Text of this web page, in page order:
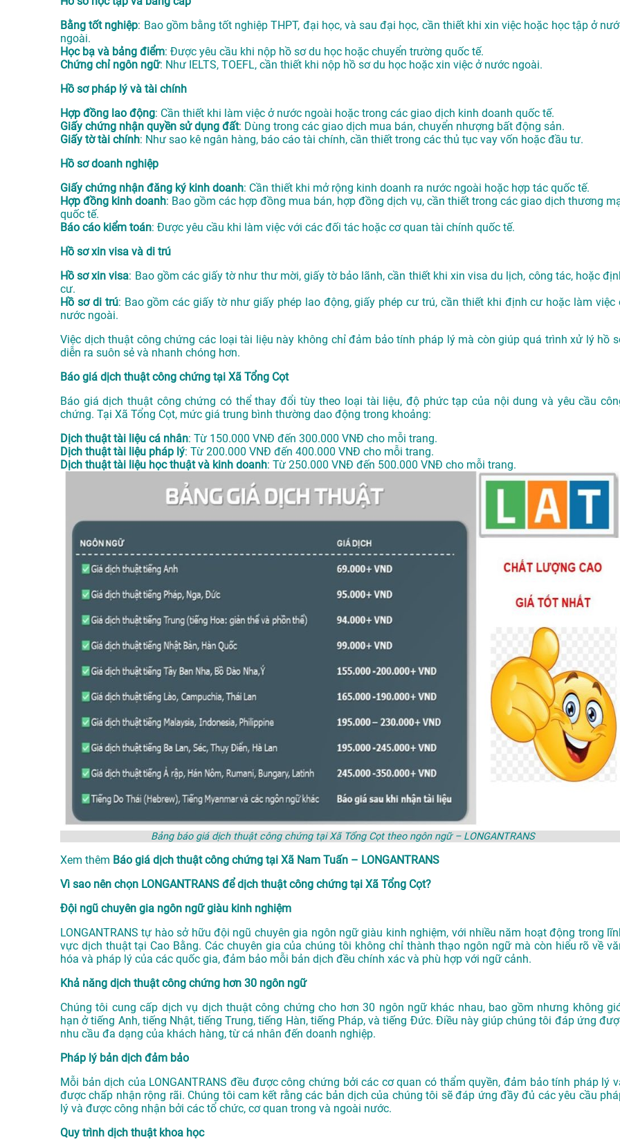
Bằng tốt nghiệp: Bao gồm bằng tốt nghiệp THPT, đại học, và sau đại học, cần thiết khi xin việc hoặc học tập ở
ngoài.
Học bạ và bảng điểm: Được yêu cầu khi nộp hồ sơ du học hoặc chuyển trường quốc tế.
Chứng chỉ ngôn ngữ: Như IELTS, TOEFL, cần thiết khi nộp hồ sơ du học hoặc xin việc ở nước ngoài.
Hồ sơ pháp lý và tài chính
Hợp đồng lao động: Cần thiết khi làm việc ở nước ngoài hoặc trong các giao dịch kinh doanh quốc tế.
Giấy chứng nhận quyền sử dụng đất: Dùng trong các giao dịch mua bán, chuyển nhượng bất động sản.
Giấy tờ tài chính: Như sao kê ngân hàng, báo cáo tài chính, cần thiết trong các thủ tục vay vốn hoặc đầu tư.
Hồ sơ doanh nghiệp
Giấy chứng nhận đăng ký kinh doanh: Cần thiết khi mở rộng kinh doanh ra nước ngoài hoặc hợp tác quốc tế.
Hợp đồng kinh doanh: Bao gồm các hợp đồng mua bán, hợp đồng dịch vụ, cần thiết trong các giao dịch thương
quốc tế.
Báo cáo kiểm toán: Được yêu cầu khi làm việc với các đối tác hoặc cơ quan tài chính quốc tế.
Hồ sơ xin visa và di trú
Hồ sơ xin visa: Bao gồm các giấy tờ như thư mời, giấy tờ bảo lãnh, cần thiết khi xin visa du lịch, công tác, hoặc
cư.
Hồ sơ di trú: Bao gồm các giấy tờ như giấy phép lao động, giấy phép cư trú, cần thiết khi định cư hoặc làm việc
nước ngoài.
Việc dịch thuật công chứng các loại tài liệu này không chỉ đảm bảo tính pháp lý mà còn giúp quá trình xử lý hồ
diễn ra suôn sẻ và nhanh chóng hơn.
Báo giá dịch thuật công chứng tại Xã Tổng Cọt
Báo giá dịch thuật công chứng có thể thay đổi tùy theo loại tài liệu, độ phức tạp của nội dung và yêu cầu
chứng. Tại Xã Tổng Cọt, mức giá trung bình thường dao động trong khoảng:
Dịch thuật tài liệu cá nhân: Từ 150.000 VNĐ đến 300.000 VNĐ cho mỗi trang.
Dịch thuật tài liệu pháp lý: Từ 200.000 VNĐ đến 400.000 VNĐ cho mỗi trang.
Dịch thuật tài liệu học thuật và kinh doanh: Từ 250.000 VNĐ đến 500.000 VNĐ cho mỗi trang.
Bảng báo giá dịch thuật công chứng tại Xã Tổng Cọt theo ngôn ngữ – LONGANTRANS
Xem thêm Báo giá dịch thuật công chứng tại Xã Nam Tuấn – LONGANTRANS
Vì sao nên chọn LONGANTRANS để dịch thuật công chứng tại Xã Tổng Cọt?
Đội ngũ chuyên gia ngôn ngữ giàu kinh nghiệm
LONGANTRANS tự hào sở hữu đội ngũ chuyên gia ngôn ngữ giàu kinh nghiệm, với nhiều năm hoạt động trong
vực dịch thuật tại Cao Bằng. Các chuyên gia của chúng tôi không chỉ thành thạo ngôn ngữ mà còn hiểu rõ về
hóa và pháp lý của các quốc gia, đảm bảo mỗi bản dịch đều chính xác và phù hợp với ngữ cảnh.
Khả năng dịch thuật công chứng hơn 30 ngôn ngữ
Chúng tôi cung cấp dịch vụ dịch thuật công chứng cho hơn 30 ngôn ngữ khác nhau, bao gồm nhưng không
hạn ở tiếng Anh, tiếng Nhật, tiếng Trung, tiếng Hàn, tiếng Pháp, và tiếng Đức. Điều này giúp chúng tôi đáp ứng
nhu cầu đa dạng của khách hàng, từ cá nhân đến doanh nghiệp.
Pháp lý bản dịch đảm bảo
Mỗi bản dịch của LONGANTRANS đều được công chứng bởi các cơ quan có thẩm quyền, đảm bảo tính pháp lý
được chấp nhận rộng rãi. Chúng tôi cam kết rằng các bản dịch của chúng tôi sẽ đáp ứng đầy đủ các yêu cầu
lý và được công nhận bởi các tổ chức, cơ quan trong và ngoài nước.
Quy trình dịch thuật khoa học